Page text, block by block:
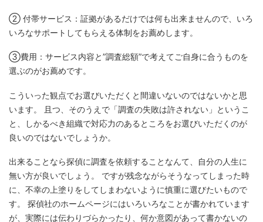
② 付帯サービス ：証拠があるだけでは何も出来ませんので、いろ
いろなサポートしてもらえる体制をお薦めします。
③費用 ：サービス内容と”調査総額”で考えてご自身に合うものを
選ぶのがお薦めです。
こういった観点でお選びいただくと間違いないのではないかと思
います。 且つ、そのうえで「調査の失敗は許されない」というこ
と、しかるべき組織で対応力のあるところをお選びいただくのが
良いのではないでしょうか。
出来ることなら探偵に調査を依頼することなんて、自分の人生に
無い方が良いでしょう。 ですが残念ながらそうなってしまった時
に、不幸の上塗りをしてしまわないように慎重に選びたいもので
す。 探偵社のホームページにはいろいろなことが書かれています
が、実際には伝わりづらかったり、何か意図があって書かないの